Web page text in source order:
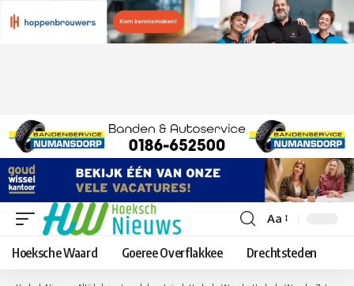
Lettergrootte
aanpassen
Aa
Hoeksche Waard Goeree Overflakkee Drechtsteden